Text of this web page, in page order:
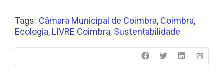
Tags: Câmara Municipal de Coimbra, Coimbra,
Ecologia, LIVRE Coimbra, Sustentabilidade